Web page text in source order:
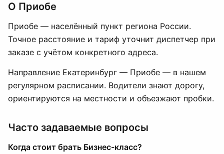
О Приобе
Приобе — населённый пункт региона России.
Точное расстояние и тариф уточнит диспетчер при
заказе с учётом конкретного адреса.
Направление Екатеринбург — Приобе — в нашем
регулярном расписании. Водители знают дорогу,
ориентируются на местности и объезжают пробки.
Часто задаваемые вопросы
Когда стоит брать Бизнес-класс?